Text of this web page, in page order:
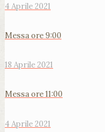
4 Aprile 2021
Messa ore 9:00
18 Aprile 2021
Messa ore 11:00
4 Aprile 2021